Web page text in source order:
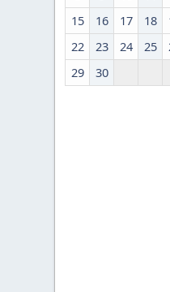
15
16 17 18
22
23 24 25
29
30